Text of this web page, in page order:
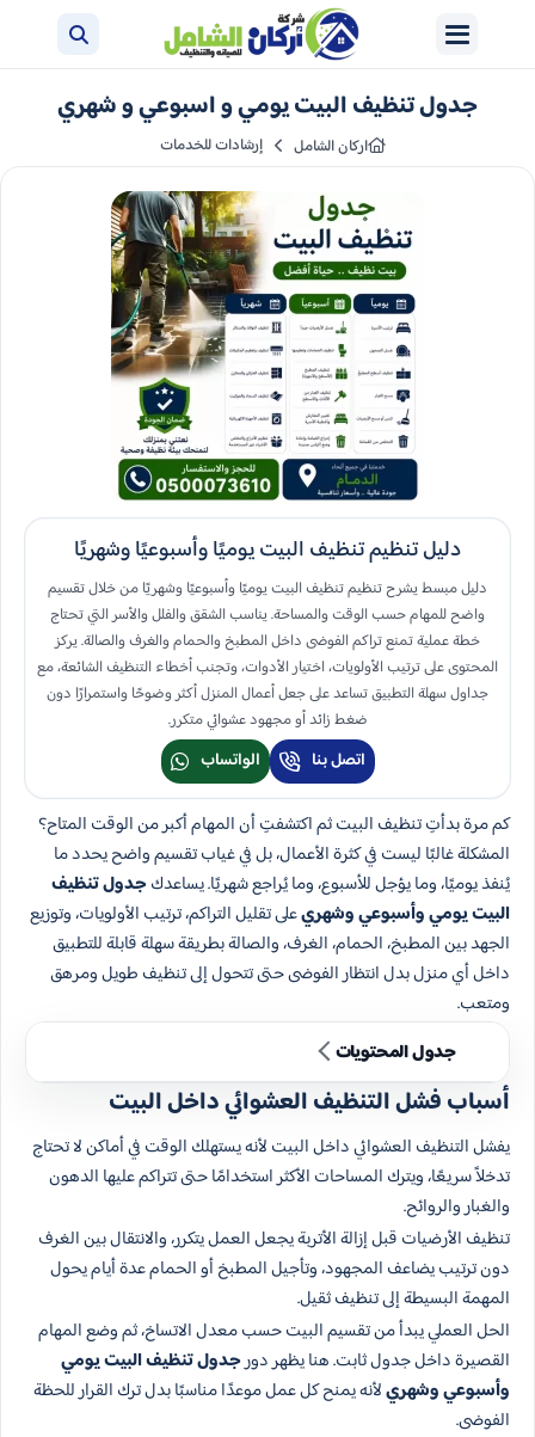
جدول تنظيف البيت يومي و اسبوعي و شهري​
اركان الشامل إرشادات للخدمات
دليل تنظيم تنظيف البيت يوميًا وأسبوعيًا وشهريًا
دليل مبسط يشرح تنظيم تنظيف البيت يوميًا وأسبوعيًا وشهريًا من خلال تقسيم
واضح للمهام حسب الوقت والمساحة. يناسب الشقق والفلل والأسر التي تحتاج
خطة عملية تمنع تراكم الفوضى داخل المطبخ والحمام والغرف والصالة. يركز
المحتوى على ترتيب الأولويات، اختيار الأدوات، وتجنب أخطاء التنظيف الشائعة، مع
جداول سهلة التطبيق تساعد على جعل أعمال المنزل أكثر وضوحًا واستمرارًا دون
ضغط زائد أو مجهود عشوائي متكرر.
اتصل بنا الواتساب
كم مرة بدأتِ تنظيف البيت ثم اكتشفتِ أن المهام أكبر من الوقت المتاح؟
المشكلة غالبًا ليست في كثرة الأعمال، بل في غياب تقسيم واضح يحدد ما
يُنفذ يوميًا، وما يؤجل للأسبوع، وما يُراجع شهريًا. يساعدكجدول تنظيف
البيت يومي وأسبوعي وشهريعلى تقليل التراكم، ترتيب الأولويات، وتوزيع
الجهد بين المطبخ، الحمام، الغرف، والصالة بطريقة سهلة قابلة للتطبيق
داخل أي منزل بدل انتظار الفوضى حتى تتحول إلى تنظيف طويل ومرهق
ومتعب.
جدول المحتويات
أسباب فشل التنظيف العشوائي داخل البيت
يفشل التنظيف العشوائي داخل البيت لأنه يستهلك الوقت في أماكن لا تحتاج
تدخلاً سريعًا، ويترك المساحات الأكثر استخدامًا حتى تتراكم عليها الدهون
والغبار والروائح.
تنظيف الأرضيات قبل إزالة الأتربة يجعل العمل يتكرر، والانتقال بين الغرف
دون ترتيب يضاعف المجهود، وتأجيل المطبخ أو الحمام عدة أيام يحول
المهمة البسيطة إلى تنظيف ثقيل.
الحل العملي يبدأ من تقسيم البيت حسب معدل الاتساخ، ثم وضع المهام
القصيرة داخل جدول ثابت. هنا يظهر دورجدول تنظيف البيت يومي
وأسبوعي وشهريلأنه يمنح كل عمل موعدًا مناسبًا بدل ترك القرار للحظة
الفوضى.